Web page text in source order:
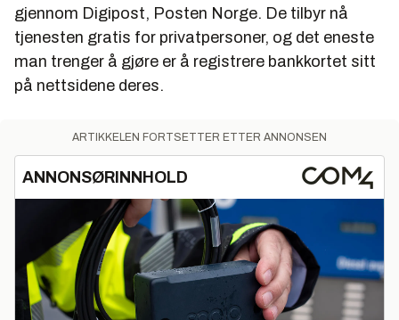
gjennom Digipost, Posten Norge. De tilbyr nå
tjenesten gratis for privatpersoner, og det eneste
man trenger å gjøre er å registrere bankkortet sitt
på nettsidene deres.
ARTIKKELEN FORTSETTER ETTER ANNONSEN
ANNONSØRINNHOLD